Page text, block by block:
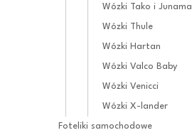
Wózki Tako i Junama
Wózki Thule
Wózki Hartan
Wózki Valco Baby
Wózki Venicci
Wózki X-lander
Foteliki samochodowe